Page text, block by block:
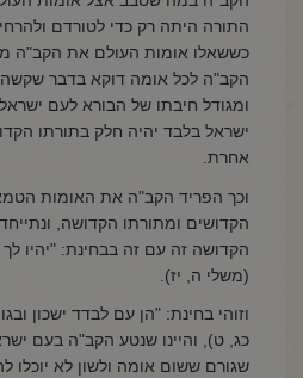
התורה היתה רק כדי לטורדם
כששאלו אומות העולם את הקב"ה
הקב"ה לכל אומה דוקא בדבר שקשה
ומגודל חיבתו של הבורא לעם
ישראל בלבד יהיה חלק בתורתו
אחרת.
וכך הפריד הקב"ה את האומות
הקדושים ומתורתו הקדושה,
הקדושה זה עם זה בבחינת: "יהיו לך
(משלי ה, יז).
וזוהי בחינת: "הן עם לבדד ישכון
כג, ט), והיינו שנטע הקב"ה בעם
שגורם ששום אומה ולשון לא יוכלו